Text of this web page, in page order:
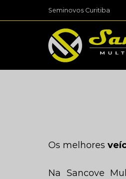
Seminovos Curitiba
Os melhores
Na Sancove